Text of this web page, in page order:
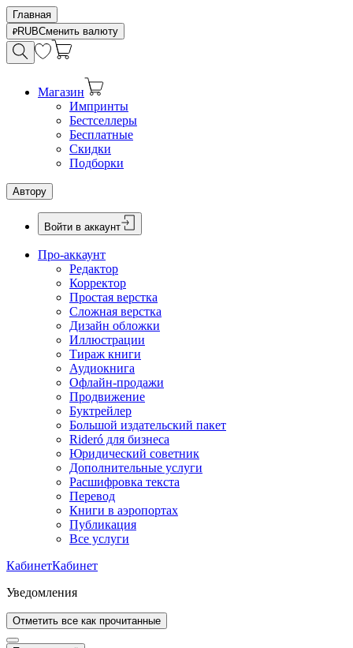
Главная
RUBСменить валюту
Магазин
Импринты
Бестселлеры
Бесплатные
Скидки
Подборки
Автору
Войти в аккаунт
Про-аккаунт
Редактор
Корректор
Простая верстка
Сложная верстка
Дизайн обложки
Иллюстрации
Тираж книги
Аудиокнига
Офлайн-продажи
Продвижение
Буктрейлер
Большой издательский пакет
Rideró для бизнеса
Юридический советник
Дополнительные услуги
Расшифровка текста
Перевод
Книги в аэропортах
Публикация
Все услуги
КабинетКабинет
Уведомления
Отметить все как прочитанные